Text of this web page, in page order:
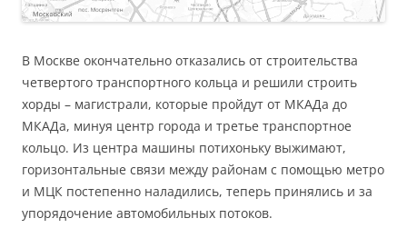
В Москве окончательно отказались от строительства
четвертого транспортного кольца и решили строить
хорды – магистрали, которые пройдут от МКАДа до
МКАДа, минуя центр города и третье транспортное
кольцо. Из центра машины потихоньку выжимают,
горизонтальные связи между районам с помощью метро
и МЦК постепенно наладились, теперь принялись и за
упорядочение автомобильных потоков.